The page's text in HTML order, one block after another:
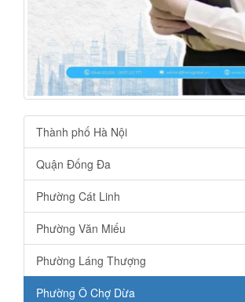
Thành phố Hà Nội
Quận Đống Đa
Phường Cát Linh
Phường Văn Miếu
Phường Láng Thượng
Phường Ô Chợ Dừa